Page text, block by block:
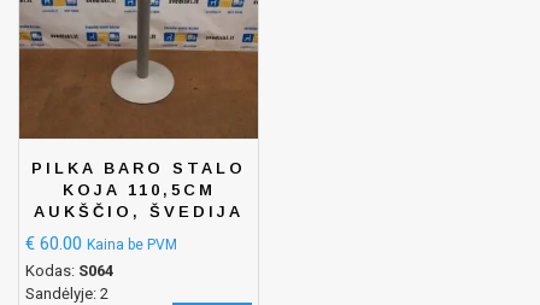
PILKA BARO STALO
KOJA 110,5CM
AUKŠČIO, ŠVEDIJA
€ 60.00 Kaina be PVM
Kodas: S064
Sandėlyje: 2